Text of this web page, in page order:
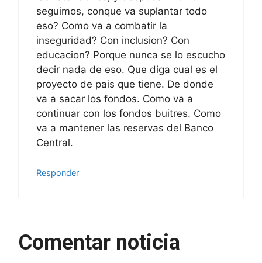
seguimos, conque va suplantar todo
eso? Como va a combatir la
inseguridad? Con inclusion? Con
educacion? Porque nunca se lo escucho
decir nada de eso. Que diga cual es el
proyecto de pais que tiene. De donde
va a sacar los fondos. Como va a
continuar con los fondos buitres. Como
va a mantener las reservas del Banco
Central.
Responder
Comentar noticia